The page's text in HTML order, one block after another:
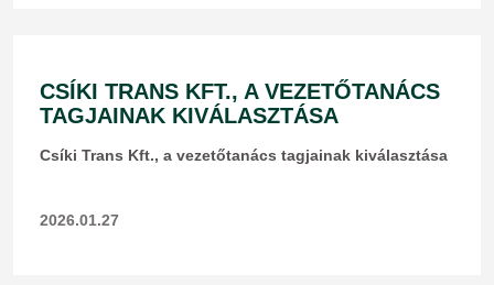
CSÍKI TRANS KFT., A VEZETŐTANÁCS
TAGJAINAK KIVÁLASZTÁSA
Csíki Trans Kft., a vezetőtanács tagjainak kiválasztása
2026.01.27